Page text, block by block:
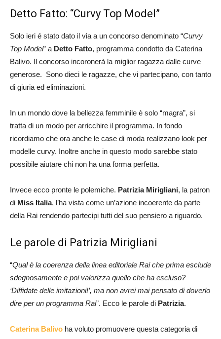
Detto Fatto: “Curvy Top Model”
Solo ieri é stato dato il via a un concorso denominato “Curvy
Top Model” a Detto Fatto, programma condotto da Caterina
Balivo. Il concorso incoronerà la miglior ragazza dalle curve
generose. Sono dieci le ragazze, che vi partecipano, con tanto
di giuria ed eliminazioni.
In un mondo dove la bellezza femminile è solo “magra”, si
tratta di un modo per arricchire il programma. In fondo
ricordiamo che ora anche le case di moda realizzano look per
modelle curvy. Inoltre anche in questo modo sarebbe stato
possibile aiutare chi non ha una forma perfetta.
Invece ecco pronte le polemiche. Patrizia Mirigliani, la patron
di Miss Italia, l’ha vista come un’azione incoerente da parte
della Rai rendendo partecipi tutti del suo pensiero a riguardo.
Le parole di Patrizia Mirigliani
“Qual è la coerenza della linea editoriale Rai che prima esclude
sdegnosamente e poi valorizza quello che ha escluso?
‘Diffidate delle imitazioni!’, ma non avrei mai pensato di doverlo
dire per un programma Rai”. Ecco le parole di Patrizia.
Caterina Balivo ha voluto promuovere questa categoria di